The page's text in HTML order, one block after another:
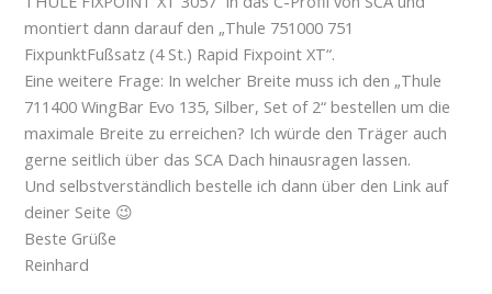
montiert dann darauf den „Thule 751000 751
FixpunktFußsatz (4 St.) Rapid Fixpoint XT“.
Eine weitere Frage: In welcher Breite muss ich den „Thule
711400 WingBar Evo 135, Silber, Set of 2“ bestellen um die
maximale Breite zu erreichen? Ich würde den Träger auch
gerne seitlich über das SCA Dach hinausragen lassen.
Und selbstverständlich bestelle ich dann über den Link auf
deiner Seite 😉
Beste Grüße
Reinhard